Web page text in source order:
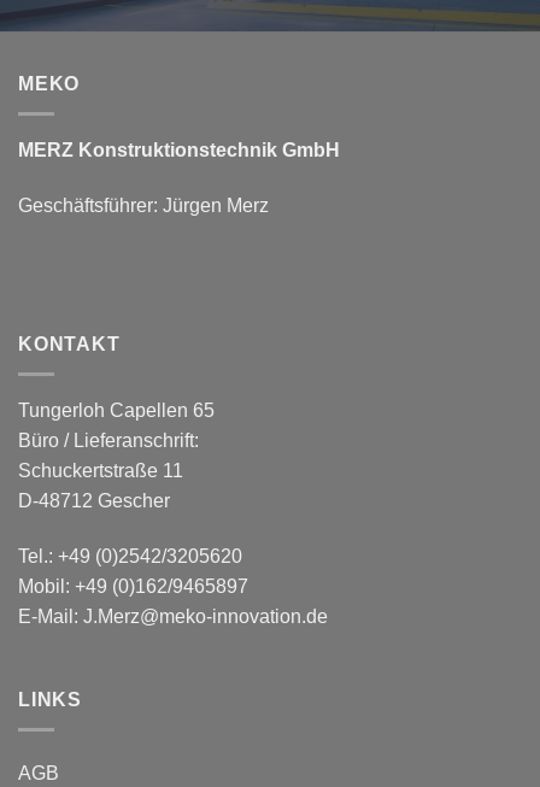
MEKO
MERZ Konstruktionstechnik GmbH
Geschäftsführer: Jürgen Merz
KONTAKT
Tungerloh Capellen 65
Büro / Lieferanschrift:
Schuckertstraße 11
D-48712 Gescher
Tel.: +49 (0)2542/3205620
Mobil: +49 (0)162/9465897
E-Mail: J.Merz@meko-innovation.de
LINKS
AGB